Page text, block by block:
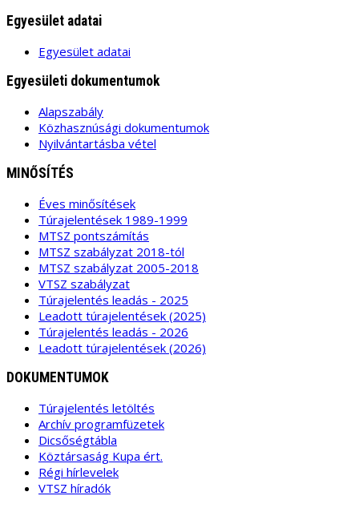
Egyesület adatai
Egyesület adatai
Egyesületi dokumentumok
Alapszabály
Közhasznúsági dokumentumok
Nyilvántartásba vétel
MINŐSÍTÉS
Éves minősítések
Túrajelentések 1989-1999
MTSZ pontszámítás
MTSZ szabályzat 2018-tól
MTSZ szabályzat 2005-2018
VTSZ szabályzat
Túrajelentés leadás - 2025
Leadott túrajelentések (2025)
Túrajelentés leadás - 2026
Leadott túrajelentések (2026)
DOKUMENTUMOK
Túrajelentés letöltés
Archív programfüzetek
Dicsőségtábla
Köztársaság Kupa ért.
Régi hírlevelek
VTSZ híradók